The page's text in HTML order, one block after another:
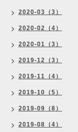
2020-03（3）
2020-02（4）
2020-01（3）
2019-12（3）
2019-11（4）
2019-10（5）
2019-09（8）
2019-08（4）